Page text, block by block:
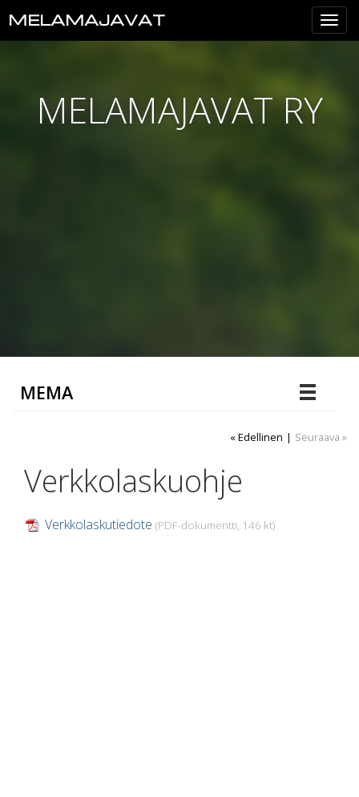
MELAMAJAVAT
MELAMAJAVAT RY
MEMA
« Edellinen | Seuraava »
Verkkolaskuohje
Verkkolaskutiedote (PDF-dokumentti, 146 kt)